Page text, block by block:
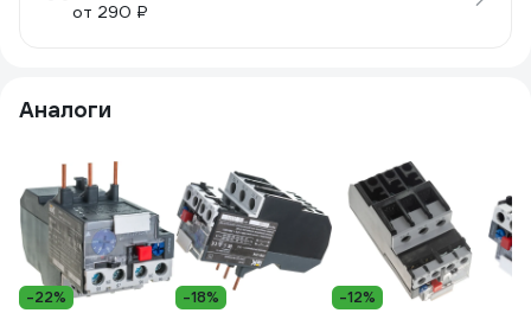
от 290 ₽
Аналоги
-22% -18% -12%